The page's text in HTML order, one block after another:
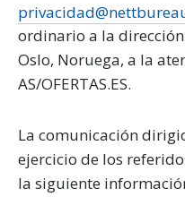
ordinario a la
Oslo, Noruega, a la
AS/OFERTAS.ES.
La comunicación
ejercicio de los
la siguiente